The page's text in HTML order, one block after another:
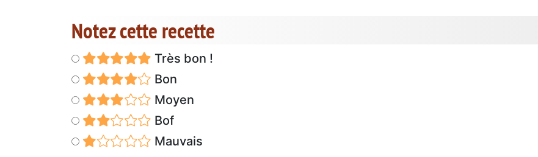
Notez cette recette
Très bon !
Bon
Moyen
Bof
Mauvais